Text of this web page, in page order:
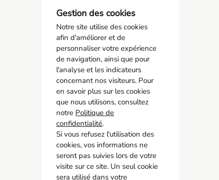
SPSTI 23/87
05 55 77 65 63
contact@spsti23-87.fr
Accès rapide
Contact
Recrutement
Adhérer
Mon espace adhérent
Gestion des cookies
Notre site utilise des cookies
afin d'améliorer et de
personnaliser votre expérience
de navigation, ainsi que pour
l'analyse et les indicateurs
concernant nos visiteurs. Pour
en savoir plus sur les cookies
que nous utilisons, consultez
notre Politique de
confidentialité.
Si vous refusez l'utilisation des
cookies, vos informations ne
seront pas suivies lors de votre
visite sur ce site. Un seul cookie
sera utilisé dans votre